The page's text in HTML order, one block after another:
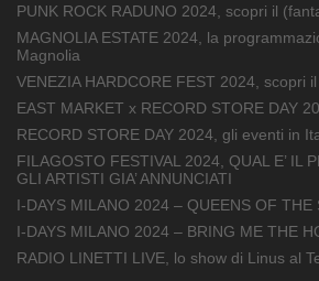
PUNK ROCK RADUNO 2024, scopri il
MAGNOLIA ESTATE 2024, la
Magnolia
VENEZIA HARDCORE FEST 2024, scopri
EAST MARKET x RECORD STORE DAY
RECORD STORE DAY 2024, gli eventi in
FILAGOSTO FESTIVAL 2024, QUAL E’ IL
GLI ARTISTI GIA’ ANNUNCIATI
I-DAYS MILANO 2024 – QUEENS OF THE
I-DAYS MILANO 2024 – BRING ME THE
RADIO LINETTI LIVE, lo show di Linus al